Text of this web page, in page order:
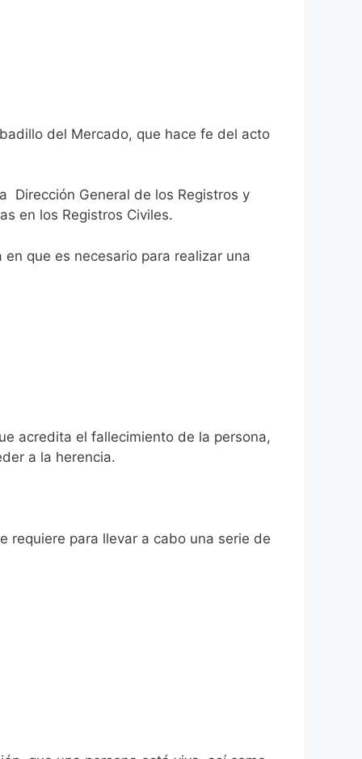
del Mercado, que hace fe del acto
Dirección General de los Registros y
en los Registros Civiles.
que es necesario para realizar una
acredita el fallecimiento de la persona,
a la herencia.
requiere para llevar a cabo una serie de